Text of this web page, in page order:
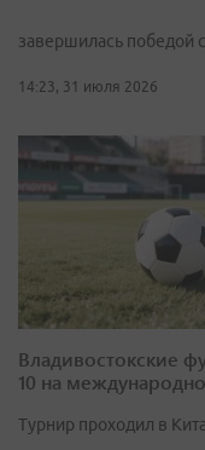
завершилась победой
14:23, 31 июля 2026
Владивостокские
10 на
Турнир проходил в